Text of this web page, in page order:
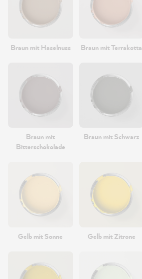
Braun mit Haselnuss Braun mit Terrakotta
Braun mit
Bitterschokolade
Braun mit Schwarz
Gelb mit Sonne Gelb mit Zitrone